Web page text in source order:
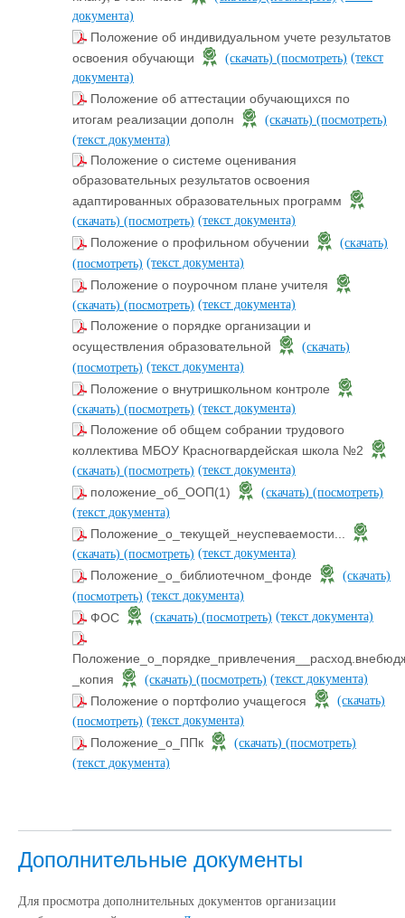
документа)
Положение об индивидуальном учете результатов
освоения обучающи
(скачать) (посмотреть) (текст
документа)
Положение об аттестации обучающихся по
итогам реализации дополн
(скачать) (посмотреть)
(текст документа)
Положение о системе оценивания
образовательных результатов освоения
адаптированных образовательных программ
(скачать) (посмотреть) (текст документа)
Положение о профильном обучении
(скачать)
(посмотреть) (текст документа)
Положение о поурочном плане учителя
(скачать) (посмотреть) (текст документа)
Положение о порядке организации и
осуществления образовательной
(скачать)
(посмотреть) (текст документа)
Положение о внутришкольном контроле
(скачать) (посмотреть) (текст документа)
Положение об общем собрании трудового
коллектива МБОУ Красногвардейская школа №2
(скачать) (посмотреть) (текст документа)
положение_об_ООП(1) (скачать) (посмотреть)
(текст документа)
Положение_о_текущей_неуспеваемости...
(скачать) (посмотреть) (текст документа)
Положение_о_библиотечном_фонде
(скачать)
(посмотреть) (текст документа)
ФОС (скачать) (посмотреть) (текст документа)
_копия
(скачать) (посмотреть) (текст документа)
Положение о портфолио учащегося
(скачать)
(посмотреть) (текст документа)
Положение_о_ППк (скачать) (посмотреть)
(текст документа)
Дополнительные документы
Для просмотра дополнительных документов организации